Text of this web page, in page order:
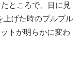
ところで、目に見
上げた時のプルプル
トが明らかに変わ